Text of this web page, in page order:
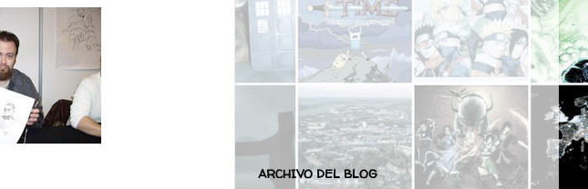
ARCHIVO DEL BLOG